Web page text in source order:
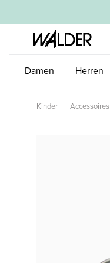
Damen Herren
Kinder Accessoires